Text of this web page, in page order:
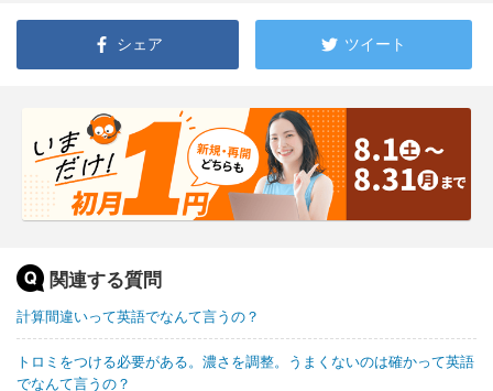
シェア ツイート
関連する質問
計算間違いって英語でなんて言うの？
トロミをつける必要がある。濃さを調整。うまくないのは確かって英語
でなんて言うの？